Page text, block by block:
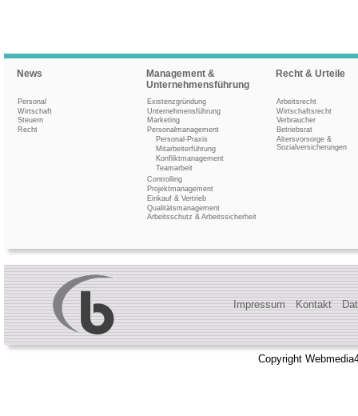
News
Personal
Wirtschaft
Steuern
Recht
Management &
Unternehmensführung
Existenzgründung
Unternehmensführung
Marketing
Personalmanagement
Personal-Praxis
Mitarbeiterführung
Konfliktmanagement
Teamarbeit
Controlling
Projektmanagement
Einkauf & Vertrieb
Qualitätsmanagement
Arbeitsschutz & Arbeitssicherheit
Recht & Urteile
Arbeitsrecht
Wirtschaftsrecht
Verbraucher
Betriebsrat
Altersvorsorge &
Sozialversicherungen
Impressum Kontakt
Copyright